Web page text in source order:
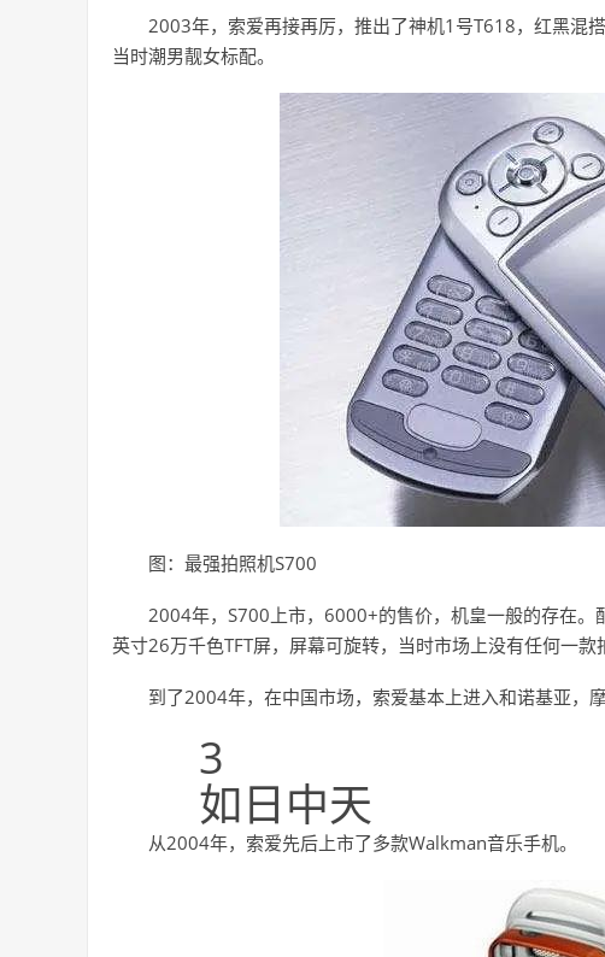
2003年，索爱再接再厉，推出了神机1号T618，红黑混
当时潮男靓女标配。
图：最强拍照机S700
2004年，S700上市，6000+的售价，机皇一般的存在。
英寸26万千色TFT屏，屏幕可旋转，当时市场上没有任何一款
到了2004年，在中国市场，索爱基本上进入和诺基亚，
3
如日中天
从2004年，索爱先后上市了多款Walkman音乐手机。